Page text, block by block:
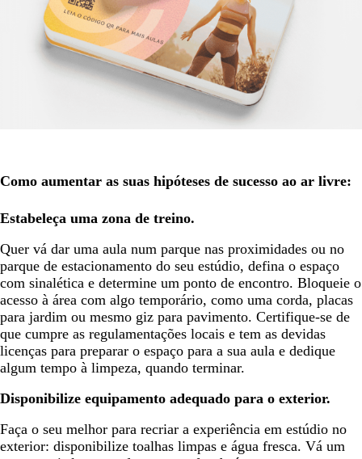
Como aumentar as suas hipóteses de sucesso ao ar livre:
Estabeleça uma zona de treino.
Quer vá dar uma aula num parque nas proximidades ou no
parque de estacionamento do seu estúdio, defina o espaço
com sinalética e determine um ponto de encontro. Bloqueie o
acesso à área com algo temporário, como uma corda, placas
para jardim ou mesmo giz para pavimento. Certifique-se de
que cumpre as regulamentações locais e tem as devidas
licenças para preparar o espaço para a sua aula e dedique
algum tempo à limpeza, quando terminar.
Disponibilize equipamento adequado para o exterior.
Faça o seu melhor para recriar a experiência em estúdio no
exterior: disponibilize toalhas limpas e água fresca. Vá um